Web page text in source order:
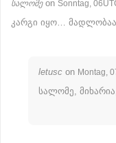
სალომეon Sonntag,
კარგი იყო…
letusc on Montag,
სალომე,